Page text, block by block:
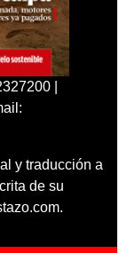
|
y traducción a
de su